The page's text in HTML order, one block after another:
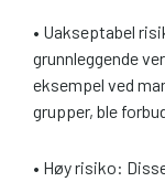
• Uakseptabel
grunnleggende
eksempel ved
grupper, ble
• Høy risiko: